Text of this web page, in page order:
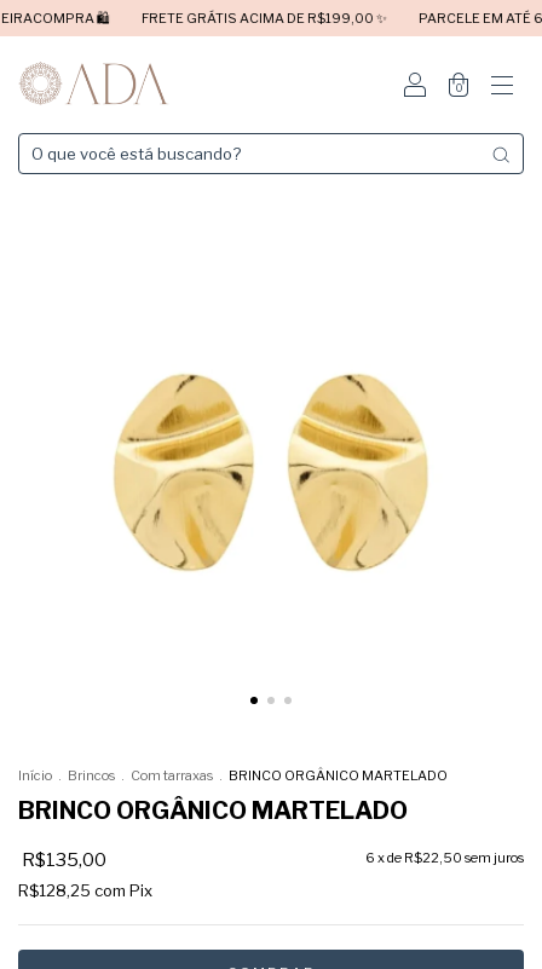
🛍️ FRETE GRÁTIS ACIMA DE R$199,00 ✨ PARCELE EM ATÉ 6X SEM
0
Início . Brincos . Com tarraxas . BRINCO ORGÂNICO MARTELADO
BRINCO ORGÂNICO MARTELADO
R$135,00 6 x de R$22,50 sem juros
R$128,25 com Pix